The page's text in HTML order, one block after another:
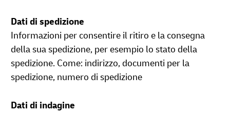
Dati di spedizione
Informazioni per consentire il ritiro e la consegna
della sua spedizione, per esempio lo stato della
spedizione. Come: indirizzo, documenti per la
spedizione, numero di spedizione
Dati di indagine